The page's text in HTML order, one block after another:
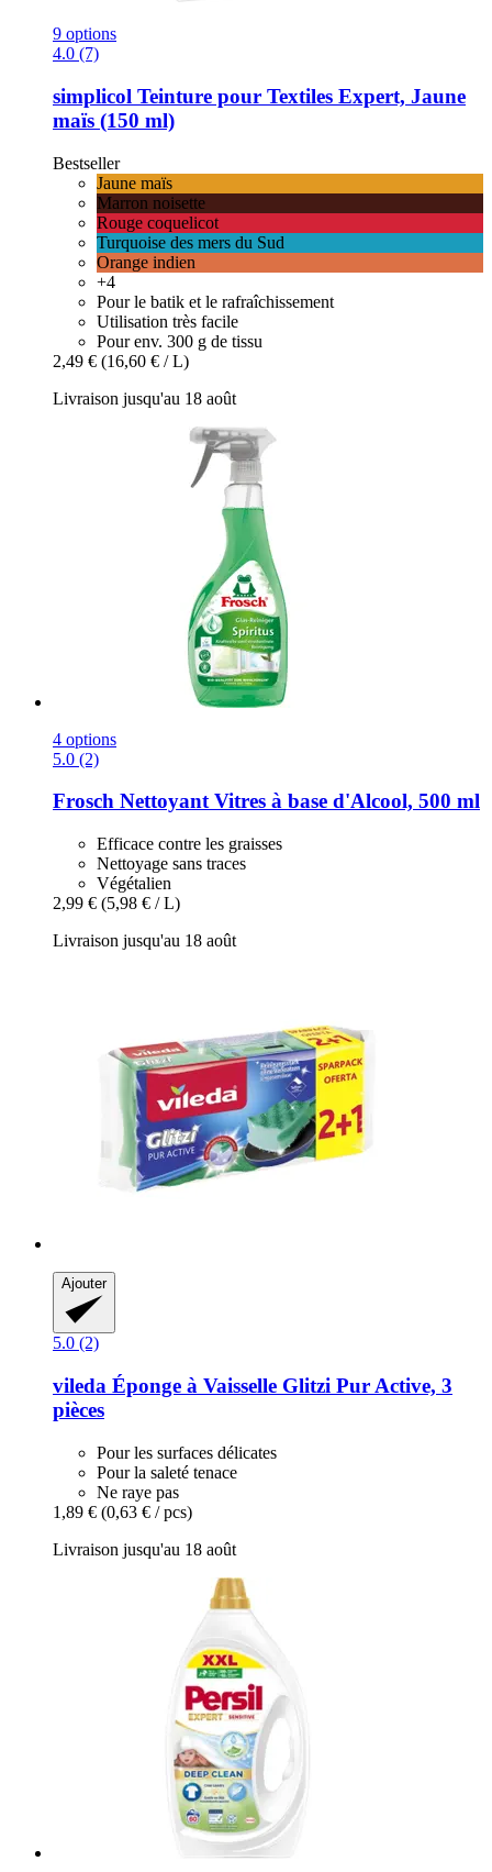
9 options
4.0 (7)
simplicol Teinture pour Textiles Expert, Jaune
maïs (150 ml)
Bestseller
Jaune maïs
Marron noisette
Rouge coquelicot
Turquoise des mers du Sud
Orange indien
+4
Pour le batik et le rafraîchissement
Utilisation très facile
Pour env. 300 g de tissu
2,49 € (16,60 € / L)
Livraison jusqu'au 18 août
4 options
5.0 (2)
Frosch Nettoyant Vitres à base d'Alcool, 500 ml
Efficace contre les graisses
Nettoyage sans traces
Végétalien
2,99 € (5,98 € / L)
Livraison jusqu'au 18 août
Ajouter
5.0 (2)
vileda Éponge à Vaisselle Glitzi Pur Active, 3
pièces
Pour les surfaces délicates
Pour la saleté tenace
Ne raye pas
1,89 € (0,63 € / pcs)
Livraison jusqu'au 18 août